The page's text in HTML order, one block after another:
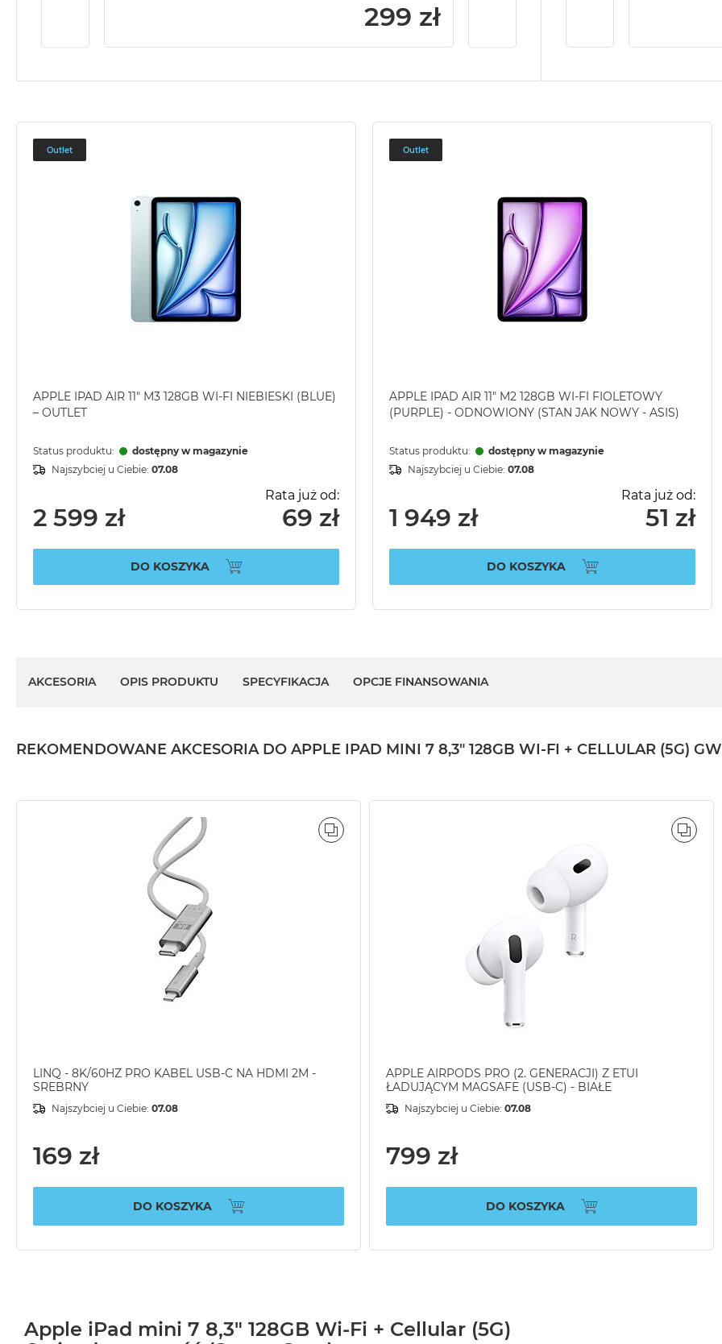
299 zł
Outlet
APPLE IPAD AIR 11" M3 128GB WI-FI NIEBIESKI (BLUE)
– OUTLET
Status produktu:
dostępny w magazynie
Najszybciej u Ciebie: 07.08
2 599 zł
Rata już od:
69 zł
DO KOSZYKA
Outlet
APPLE IPAD AIR 11" M2 128GB WI-FI FIOLETOWY
(PURPLE) - ODNOWIONY (STAN JAK NOWY - ASIS)
Status produktu:
dostępny w magazynie
Najszybciej u Ciebie: 07.08
1 949 zł
Rata już od:
51 zł
DO KOSZYKA
AKCESORIA OPIS PRODUKTU SPECYFIKACJA OPCJE FINANSOWANIA
REKOMENDOWANE AKCESORIA DO APPLE IPAD MINI 7 8,3" 128GB WI-FI + CELLULAR (5G)
LINQ - 8K/60HZ PRO KABEL USB-C NA HDMI 2M -
SREBRNY
Najszybciej u Ciebie: 07.08
169 zł
DO KOSZYKA
PORÓWNAJ
APPLE AIRPODS PRO (2. GENERACJI) Z ETUI
ŁADUJĄCYM MAGSAFE (USB-C) - BIAŁE
Najszybciej u Ciebie: 07.08
799 zł
DO KOSZYKA
Apple iPad mini 7 8,3" 128GB Wi-Fi + Cellular (5G)